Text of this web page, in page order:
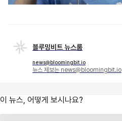
블루밍비트 뉴스룸
news@bloomingbit.io
뉴스 제보는 news@bloomingbit.io
이 뉴스, 어떻게 보시나요?